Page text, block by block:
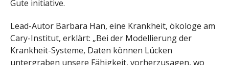
Gute initiative.
Lead-Autor Barbara Han, eine Krankheit, ökologe am
Cary-Institut, erklärt: „Bei der Modellierung der
Krankheit-Systeme, Daten können Lücken
untergraben unsere Fähigkeit, vorherzusagen, wo